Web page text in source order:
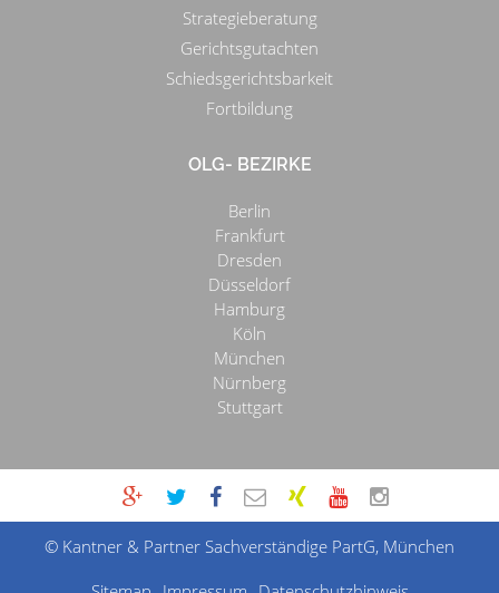
Strategieberatung
Gerichtsgutachten
Schiedsgerichtsbarkeit
Fortbildung
OLG- BEZIRKE
Berlin
Frankfurt
Dresden
Düsseldorf
Hamburg
Köln
München
Nürnberg
Stuttgart
© Kantner & Partner Sachverständige PartG, München